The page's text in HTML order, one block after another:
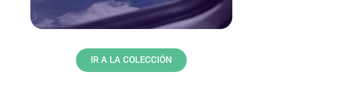
IR A LA COLECCIÓN